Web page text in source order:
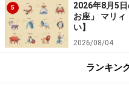
7位：さそり座／
日生まれ）
5
2026年8月5
お座」 マリ
い】
2026/08/04
ランキン